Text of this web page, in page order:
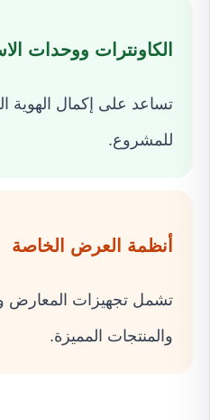
الكاونترات ووحدات
تساعد على إكمال الهوية
للمشروع.
أنظمة العرض الخاصة
تشمل تجهيزات المعارض
والمنتجات المميزة.